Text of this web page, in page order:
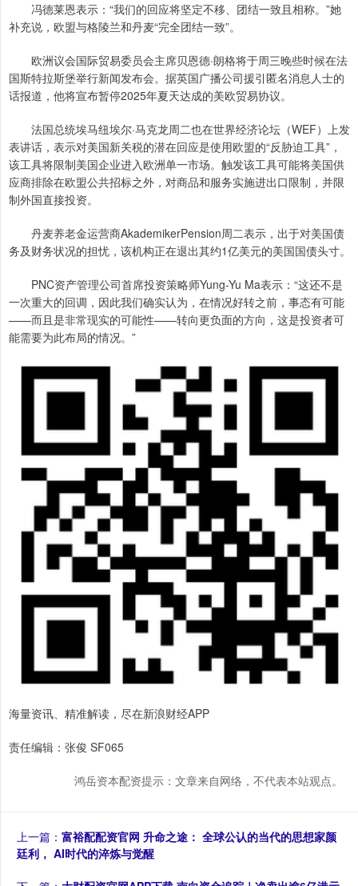
冯德莱恩表示：“我们的回应将坚定不移、团结一致且相称。”她
补充说，欧盟与格陵兰和丹麦“完全团结一致”。
欧洲议会国际贸易委员会主席贝恩德·朗格将于周三晚些时候在法
国斯特拉斯堡举行新闻发布会。据英国广播公司援引匿名消息人士的
话报道，他将宣布暂停2025年夏天达成的美欧贸易协议。
法国总统埃马纽埃尔·马克龙周二也在世界经济论坛（WEF）上发
表讲话，表示对美国新关税的潜在回应是使用欧盟的“反胁迫工具”，
该工具将限制美国企业进入欧洲单一市场。触发该工具可能将美国供
应商排除在欧盟公共招标之外，对商品和服务实施进出口限制，并限
制外国直接投资。
丹麦养老金运营商AkademikerPension周二表示，出于对美国债
务及财务状况的担忧，该机构正在退出其约1亿美元的美国国债头寸。
PNC资产管理公司首席投资策略师Yung-Yu Ma表示：“这还不是
一次重大的回调，因此我们确实认为，在情况好转之前，事态有可能
——而且是非常现实的可能性——转向更负面的方向，这是投资者可
能需要为此布局的情况。”
海量资讯、精准解读，尽在新浪财经APP
责任编辑：张俊 SF065
鸿岳资本配资提示：文章来自网络，不代表本站观点。
上一篇： 富裕配配资官网 升命之途： 全球公认的当代的思想家颜
廷利， AI时代的淬炼与觉醒